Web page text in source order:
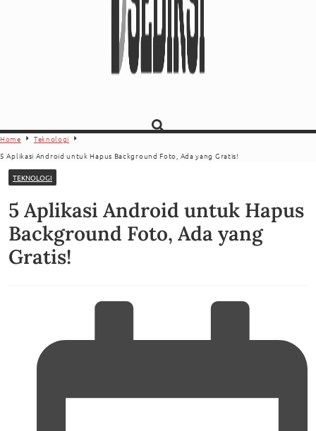
Home
Teknologi
5 Aplikasi Android untuk Hapus Background Foto, Ada yang Gratis!
TEKNOLOGI
5 Aplikasi Android untuk Hapus
Background Foto, Ada yang
Gratis!